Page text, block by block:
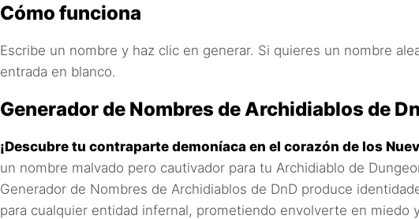
Cómo funciona
Escribe un nombre y haz clic en generar. Si quieres un nombre
entrada en blanco.
Generador de Nombres de Archidiablos de
¡Descubre tu contraparte demoníaca en el corazón de los
un nombre malvado pero cautivador para tu Archidiablo de
Generador de Nombres de Archidiablos de DnD produce
para cualquier entidad infernal, prometiendo envolverte en miedo